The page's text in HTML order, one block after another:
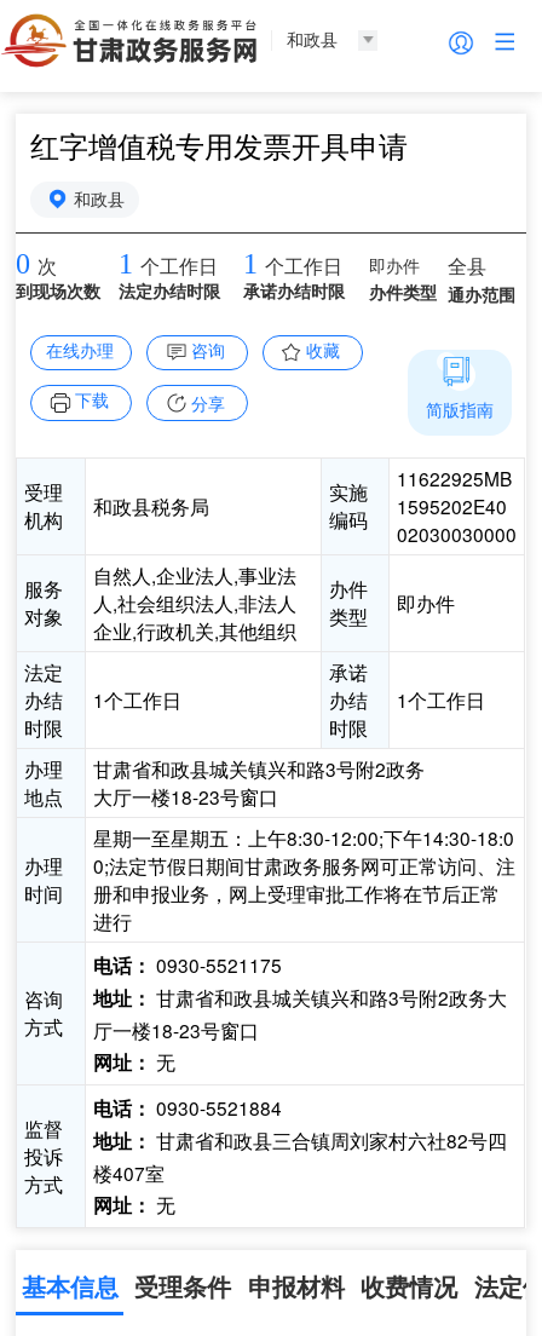
和政县
红字增值税专用发票开具申请
和政县
0 次
到现场次数
1 个工作日
法定办结时限
1 个工作日
承诺办结时限
即办件
办件类型
全县
通办范围
在线办理 咨询 收藏
下载 分享
受理
机构
和政县税务局
实施
编码
11622925MB
1595202E40
02030030000
服务
对象
自然人,企业法人,事业法
人,社会组织法人,非法人
企业,行政机关,其他组织
办件
类型
即办件
法定
办结
时限
1个工作日
承诺
办结
时限
1个工作日
办理
地点
甘肃省和政县城关镇兴和路3号附2政务
大厅一楼18-23号窗口
办理
时间
星期一至星期五：上午8:30-12:00;下午14:30-18:0
0;法定节假日期间甘肃政务服务网可正常访问、注
册和申报业务，网上受理审批工作将在节后正常
进行
咨询
方式
电话： 0930-5521175
地址： 甘肃省和政县城关镇兴和路3号附2政务大
厅一楼18-23号窗口
网址： 无
监督
投诉
方式
电话： 0930-5521884
地址： 甘肃省和政县三合镇周刘家村六社82号四
楼407室
网址： 无
简版指南
基本信息 受理条件 申报材料 收费情况 法定